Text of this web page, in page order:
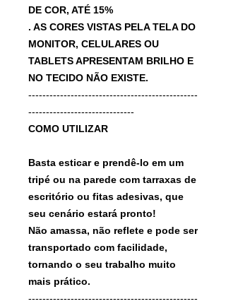
DE COR, ATÉ 15%
. AS CORES VISTAS PELA TELA DO
MONITOR, CELULARES OU
TABLETS APRESENTAM BRILHO E
NO TECIDO NÃO EXISTE.
------------------------------------------------
------------------------------
COMO UTILIZAR
Basta esticar e prendê-lo em um
tripé ou na parede com tarraxas de
escritório ou fitas adesivas, que
seu cenário estará pronto!
Não amassa, não reflete e pode ser
transportado com facilidade,
tornando o seu trabalho muito
mais prático.
------------------------------------------------